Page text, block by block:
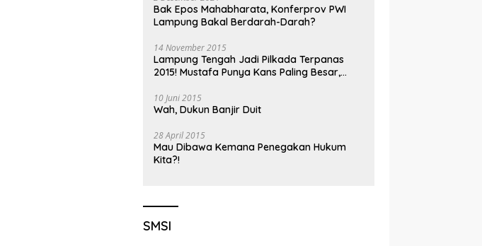
Bak Epos Mahabharata, Konferprov PWI
Lampung Bakal Berdarah-Darah?
14 November 2015
Lampung Tengah Jadi Pilkada Terpanas
2015! Mustafa Punya Kans Paling Besar,
10 Juni 2015
Wah, Dukun Banjir Duit
28 April 2015
Mau Dibawa Kemana Penegakan Hukum
Kita?!
SMSI